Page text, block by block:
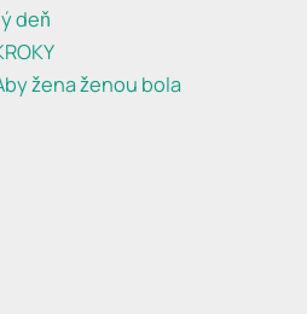
deň
žena ženou bola